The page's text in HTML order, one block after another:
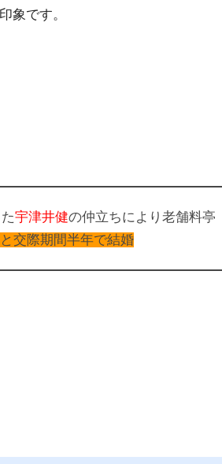
象です。
宇津井健の仲立ちにより老舗料亭
交際期間半年で結婚